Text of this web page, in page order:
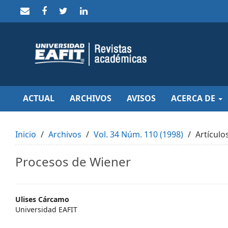
to
Main
Navigation
Content
Sidebar
ACTUAL ARCHIVOS AVISOS ACERCA DE
Inicio Archivos Vol. 34 Núm. 110 (1998)
Procesos de Wiener
Main
Article
Ulises Cárcamo
Universidad EAFIT